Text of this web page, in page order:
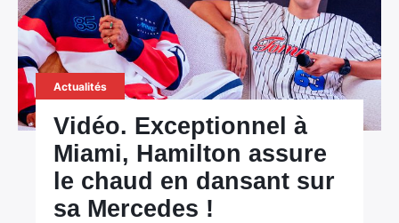
Actualités
Vidéo. Exceptionnel à
Miami, Hamilton assure
le chaud en dansant sur
sa Mercedes !